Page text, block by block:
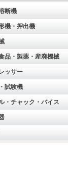
断機
機・押出機
品・製薬・産廃機械
ッサー
試験機
・チャック・バイス